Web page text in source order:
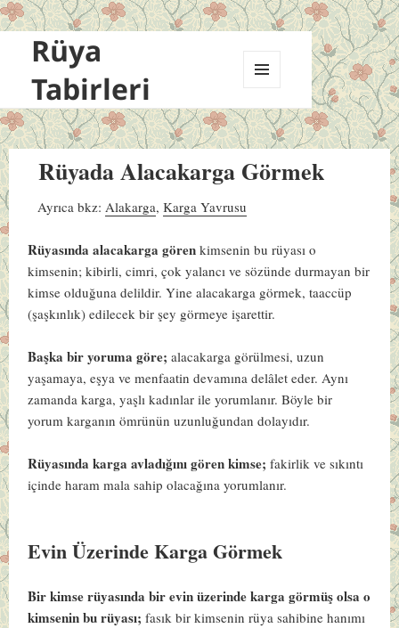
Rüya
Tabirleri
VE
BILEŞENLER
Rüyada Alacakarga Görmek
Ayrıca bkz: Alakarga,Karga Yavrusu
Rüyasında alacakarga görenkimsenin bu rüyası o
kimsenin; kibirli, cimri, çok yalancı ve sözünde durmayan bir
kimse olduğuna delildir. Yine alacakarga görmek, taaccüp
(şaşkınlık) edilecek bir şey görmeye işarettir.
Başka bir yoruma göre; alacakarga görülmesi, uzun
yaşamaya, eşya ve menfaatin devamına delâlet eder. Aynı
zamanda karga, yaşlı kadınlar ile yorumlanır. Böyle bir
yorum karganın ömrünün uzunluğundan dolayıdır.
Rüyasında karga avladığını gören kimse; fakirlik ve sıkıntı
içinde haram mala sahip olacağına yorumlanır.
Evin Üzerinde Karga Görmek
Bir kimse rüyasında bir evin üzerinde karga görmüş olsa o
kimsenin bu rüyası; fasık bir kimsenin rüya sahibine hanımı